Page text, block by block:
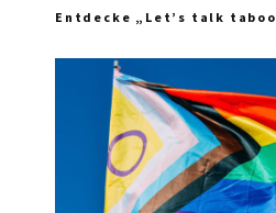
Entdecke „Let’s talk